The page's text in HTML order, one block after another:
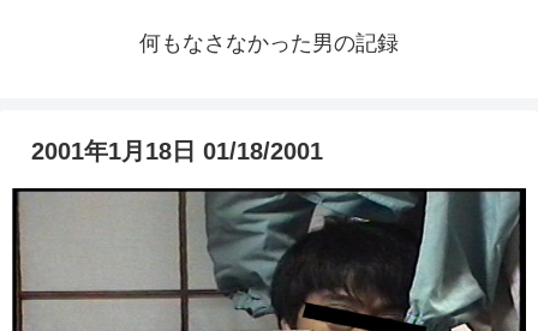
何もなさなかった男の記録
2001年1月18日 01/18/2001